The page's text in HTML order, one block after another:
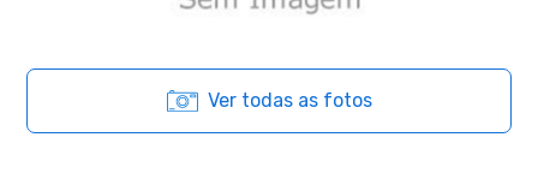
Ver todas as fotos